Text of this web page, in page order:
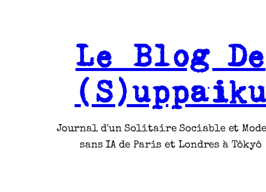
Le Blog De
(S)uppaiku
Journal d'un Solitaire Sociable et
sans IA de Paris et Londres à Tôkyô